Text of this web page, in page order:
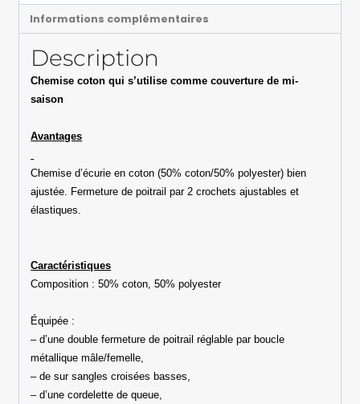
Informations complémentaires
Description
Chemise coton qui s’utilise comme couverture de mi-
saison
Avantages
Chemise d’écurie en coton (50% coton/50% polyester) bien
ajustée. Fermeture de poitrail par 2 crochets ajustables et
élastiques.
Caractéristiques
Composition : 50% coton, 50% polyester
Équipée :
– d’une double fermeture de poitrail réglable par boucle
métallique mâle/femelle,
– de sur sangles croisées basses,
– d’une cordelette de queue,